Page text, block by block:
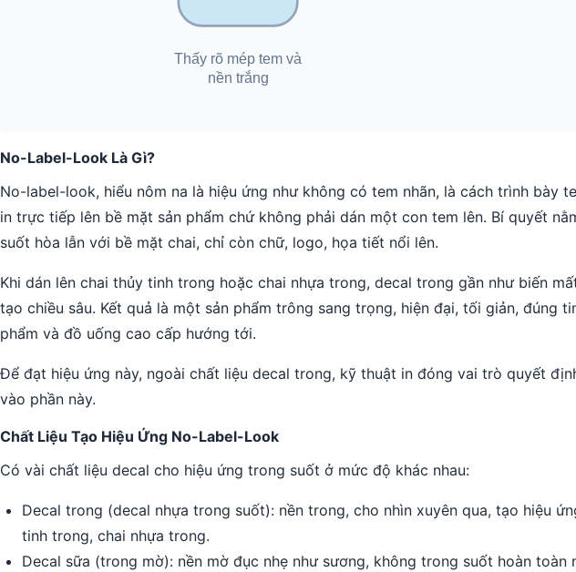
No-Label-Look Là Gì?
No-label-look, hiểu nôm na là hiệu ứng như không có tem nhãn, là cách trình bày
in trực tiếp lên bề mặt sản phẩm chứ không phải dán một con tem lên. Bí quyết
suốt hòa lẫn với bề mặt chai, chỉ còn chữ, logo, họa tiết nổi lên.
Khi dán lên chai thủy tinh trong hoặc chai nhựa trong, decal trong gần như biến
tạo chiều sâu. Kết quả là một sản phẩm trông sang trọng, hiện đại, tối giản, đúng
phẩm và đồ uống cao cấp hướng tới.
Để đạt hiệu ứng này, ngoài chất liệu decal trong, kỹ thuật in đóng vai trò quyết
vào phần này.
Chất Liệu Tạo Hiệu Ứng No-Label-Look
Có vài chất liệu decal cho hiệu ứng trong suốt ở mức độ khác nhau:
Decal trong (decal nhựa trong suốt): nền trong, cho nhìn xuyên qua, tạo hiệu
tinh trong, chai nhựa trong.
Decal sữa (trong mờ): nền mờ đục nhẹ như sương, không trong suốt hoàn